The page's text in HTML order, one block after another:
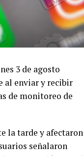
3 de agosto
al enviar y recibir
de monitoreo de
la tarde y afectaron
señalaron